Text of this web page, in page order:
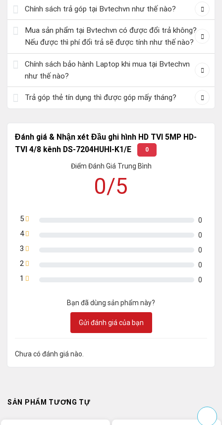
Chính sách trả góp tại Bvtechvn như thế nào?
Mua sản phẩm tại Bvtechvn có được đổi trả không?
Nếu được thì phí đổi trả sẽ được tính như thế nào?
Chính sách bảo hành Laptop khi mua tại Bvtechvn
như thế nào?
Trả góp thẻ tín dụng thì được góp mấy tháng?
Đánh giá & Nhận xét Đầu ghi hình HD TVI 5MP HD-
TVI 4/8 kênh DS-7204HUHI-K1/E
0
Điểm Đánh Giá Trung Bình
0/5
5 0
4 0
3 0
2 0
1 0
Bạn đã dùng sản phẩm này?
Gửi đánh giá của bạn
Chưa có đánh giá nào.
SẢN PHẨM TƯƠNG TỰ